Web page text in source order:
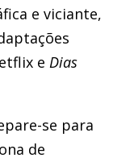
e viciante,
e Dias
se para
de